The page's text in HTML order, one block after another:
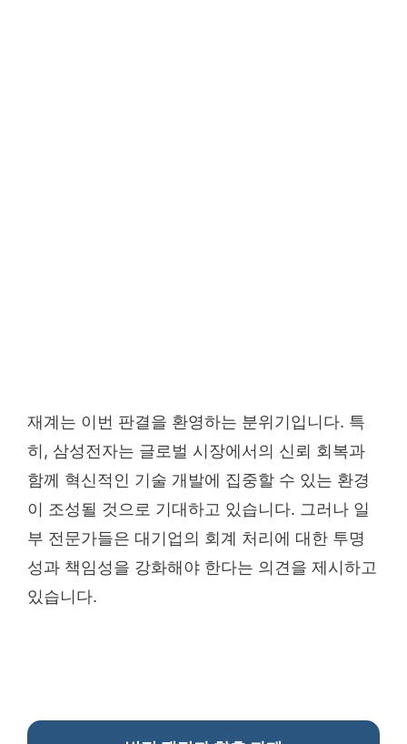
재계는 이번 판결을 환영하는 분위기입니다. 특
히, 삼성전자는 글로벌 시장에서의 신뢰 회복과
함께 혁신적인 기술 개발에 집중할 수 있는 환경
이 조성될 것으로 기대하고 있습니다. 그러나 일
부 전문가들은 대기업의 회계 처리에 대한 투명
성과 책임성을 강화해야 한다는 의견을 제시하고
있습니다.